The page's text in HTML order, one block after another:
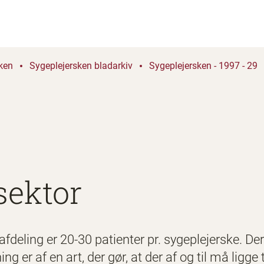
Sygeplejersken bladarkiv Sygeplejersken - 1997 - 29
er 20-30 patienter pr. sygeplejerske.
er af en art, der gør, at der af og til må ligge